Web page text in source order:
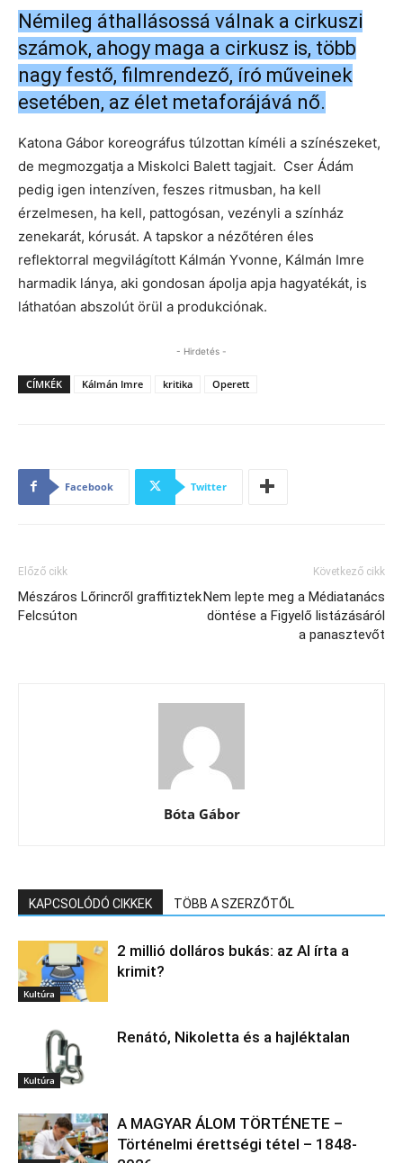
Némileg áthallásossá válnak a cirkuszi
számok, ahogy maga a cirkusz is, több
nagy festő, filmrendező, író műveinek
esetében, az élet metaforájává nő.
Katona Gábor koreográfus túlzottan kíméli a színészeket,
de megmozgatja a Miskolci Balett tagjait. Cser Ádám
pedig igen intenzíven, feszes ritmusban, ha kell
érzelmesen, ha kell, pattogósan, vezényli a színház
zenekarát, kórusát. A tapskor a nézőtéren éles
reflektorral megvilágított Kálmán Yvonne, Kálmán Imre
harmadik lánya, aki gondosan ápolja apja hagyatékát, is
láthatóan abszolút örül a produkciónak.
- Hirdetés -
CÍMKÉK Kálmán Imre kritika Operett
Facebook Twitter
Előző cikk
Mészáros Lőrincről graffitiztek
Felcsúton
Következő cikk
Nem lepte meg a Médiatanács
döntése a Figyelő listázásáról
a panasztevőt
Bóta Gábor
KAPCSOLÓDÓ CIKKEK TÖBB A SZERZŐTŐL
Kultúra
2 millió dolláros bukás: az AI írta a
krimit?
Kultúra
Renátó, Nikoletta és a hajléktalan
A MAGYAR ÁLOM TÖRTÉNETE –
Történelmi érettségi tétel – 1848-